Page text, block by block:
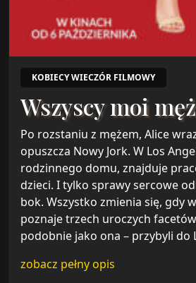
KOBIECY WIECZÓR FILMOWY
Wszyscy moi
Po rozstaniu z mężem, Alice
opuszcza Nowy Jork. W Los
rodzinnego domu, znajduje
dzieci. I tylko sprawy sercowe
bok. Wszystko zmienia się, gdy
poznaje trzech uroczych
podobnie jako ona – przybyli do
zobacz pełny opis